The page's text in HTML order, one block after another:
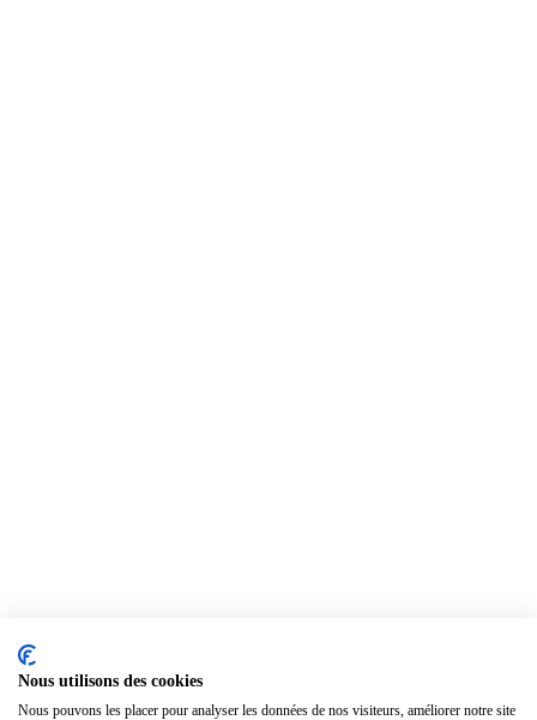
Nous utilisons des cookies
Nous pouvons les placer pour analyser les données de nos visiteurs, améliorer notre site